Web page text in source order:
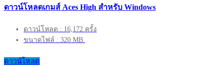
ดาวน์โหลดเกมส์ Aces High สำหรับ Windows
ดาวน์โหลด : 16,172 ครั้ง
ขนาดไฟล์ : 320 MB.
ดาวน์โหลด